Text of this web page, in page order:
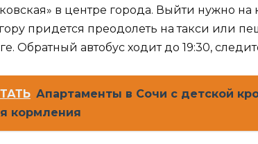
в центре города. Выйти нужно на
придется преодолеть на такси или
Обратный автобус ходит до 19:30,
Апартаменты в Сочи с детской
кормления